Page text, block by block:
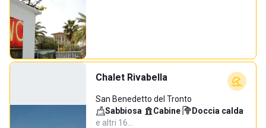
Chalet Rivabella
San Benedetto del Tronto
Sabbiosa· Cabine· Doccia calda·
e altri 16…